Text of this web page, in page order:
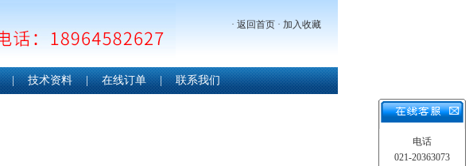
· 返回首页 · 加入收藏
| 技术资料 | 在线订单 | 联系我们
电话
021-20363073